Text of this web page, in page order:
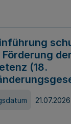
der
(18.
21.07.2026